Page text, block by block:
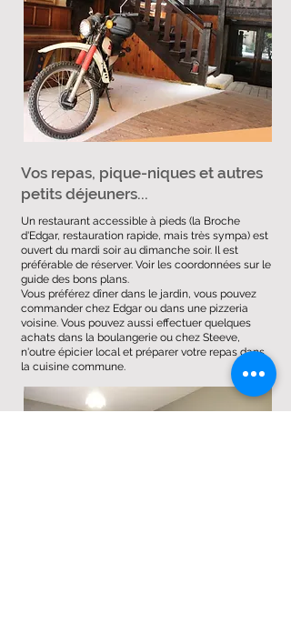
Vos repas, pique-niques et autres
petits déjeuners...
Un restaurant accessible à pieds (la Broche
d'Edgar, restauration rapide, mais très sympa) est
ouvert du mardi soir au dimanche soir. Il est
préférable de réserver. Voir les coordonnées sur le
guide des bons plans.
Vous préférez dîner dans le jardin, vous pouvez
commander chez Edgar ou dans une pizzeria
voisine. Vous pouvez aussi effectuer quelques
achats dans la boulangerie ou chez Steeve,
n'outre épicier local et préparer votre repas dans
la cuisine commune.